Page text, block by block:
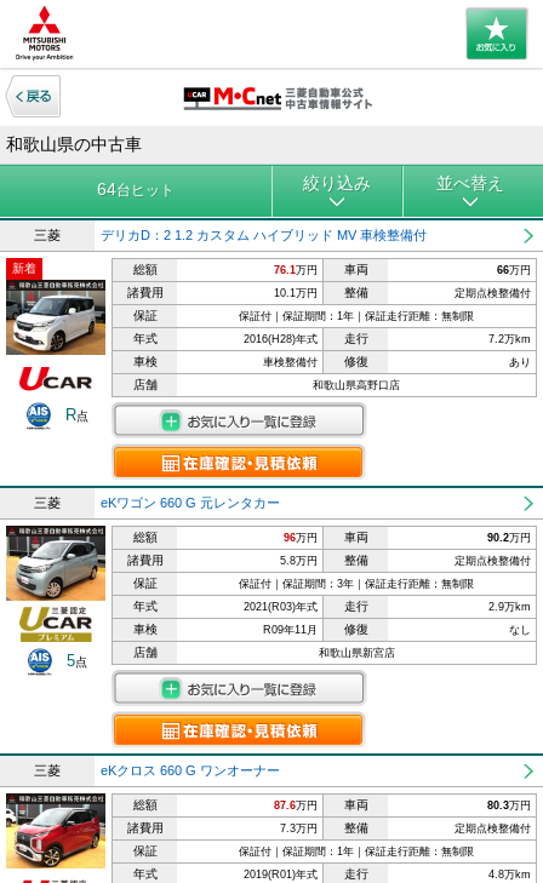
和歌山県の中古車
64台ヒット 絞り込み 並べ替え
三菱 デリカD：2 1.2 カスタム ハイブリッド MV 車検整備付
新着
R点
総額 76.1万円 車両 66万円
諸費用 10.1万円 整備 定期点検整備付
保証 保証付｜保証期間：1年｜保証走行距離：無制限
年式 2016(H28)年式 走行 7.2万km
車検 車検整備付 修復 あり
店舗 和歌山県高野口店
三菱 eKワゴン 660 G 元レンタカー
5点
総額 96万円 車両 90.2万円
諸費用 5.8万円 整備 定期点検整備付
保証 保証付｜保証期間：3年｜保証走行距離：無制限
年式 2021(R03)年式 走行 2.9万km
車検 R09年11月 修復 なし
店舗 和歌山県新宮店
三菱 eKクロス 660 G ワンオーナー
総額 87.6万円 車両 80.3万円
諸費用 7.3万円 整備 定期点検整備付
保証 保証付｜保証期間：1年｜保証走行距離：無制限
年式 2019(R01)年式 走行 4.8万km